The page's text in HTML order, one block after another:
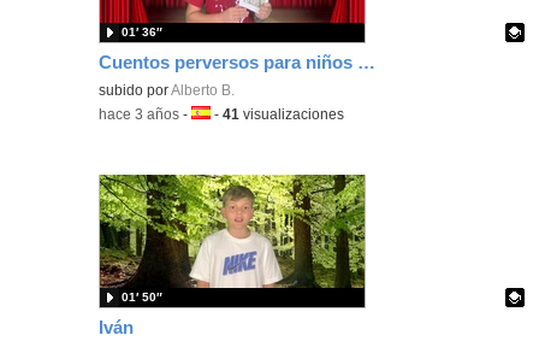
Cuentos perversos para niños perversos
Contenido educativo.
subido porAlberto B.
01′ 36″
-hace 3 años -Idioma:
-41 visualizaciones
Iván
01′ 50″